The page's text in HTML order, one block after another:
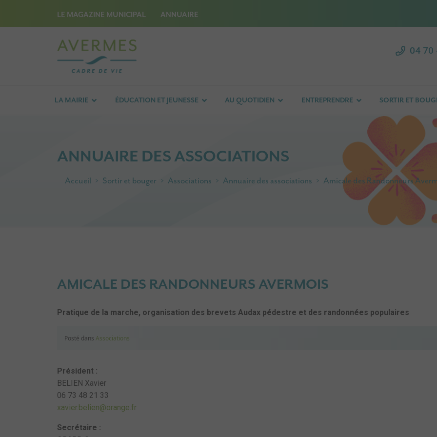
LE MAGAZINE MUNICIPAL ANNUAIRE
04 70
LA MAIRIE ÉDUCATION ET JEUNESSE AU QUOTIDIEN ENTREPRENDRE SORTIR ET
ANNUAIRE DES ASSOCIATIONS
Accueil Sortir et bouger Associations Annuaire des associations Amicale des Randonneurs
AMICALE DES RANDONNEURS AVERMOIS
Pratique de la marche, organisation des brevets Audax pédestre et des randonnées populaires
Posté dans Associations
Président :
BELIEN Xavier
06 73 48 21 33
xavier.belien@orange.fr
Secrétaire :